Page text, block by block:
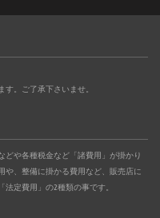
。ご了承下さいませ。
どや各種税金など「諸費用」が掛かり
や、整備に掛かる費用など、販売店に
定費用」の2種類の事です。